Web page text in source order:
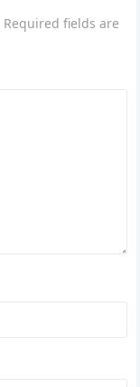
Required fields are